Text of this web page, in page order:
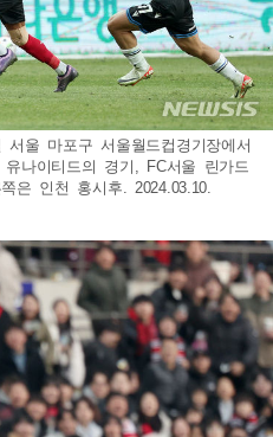
울 마포구 서울월드컵경기장에서
나이티드의 경기, FC서울 린가드
은 인천 홍시후. 2024.03.10.